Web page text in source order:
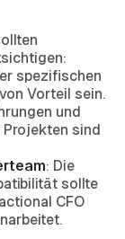
spezifischen
Vorteil sein.
und
sind
: Die
sollte
CFO